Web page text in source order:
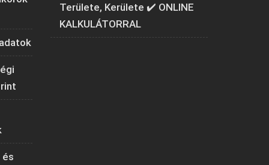
Területe, Kerülete ✔️ ONLINE
KALKULÁTORRAL